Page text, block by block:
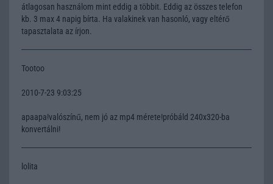
átlagosan használom mint eddig a többit. Eddig az összes telefon
kb. 3 max 4 napig bírta. Ha valakinek van hasonló, vagy eltérő
tapasztalata az írjon.
Tootoo
2010-7-23 9:03:25
apaapa!valószínű, nem jó az mp4 mérete!próbáld 240x320-ba
konvertálni!
lolita